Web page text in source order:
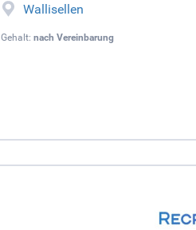
Wallisellen
Gehalt: nach Vereinbarung